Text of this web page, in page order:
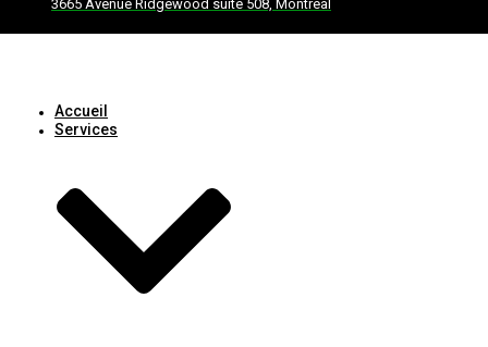
3665 Avenue Ridgewood suite 508, Montréal
Accueil
Services